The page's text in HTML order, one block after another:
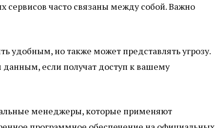
сервисов часто связаны между собой. Важно
удобным, но также может представлять угрозу.
если получат доступ к вашему
менеджеры, которые применяют